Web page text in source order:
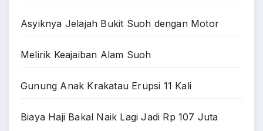
Asyiknya Jelajah Bukit Suoh dengan Motor
Melirik Keajaiban Alam Suoh
Gunung Anak Krakatau Erupsi 11 Kali
Biaya Haji Bakal Naik Lagi Jadi Rp 107 Juta